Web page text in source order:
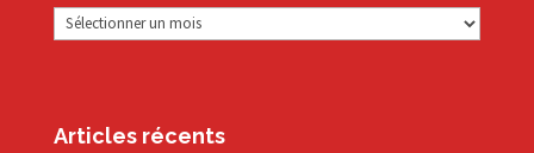
Archives
Articles récents